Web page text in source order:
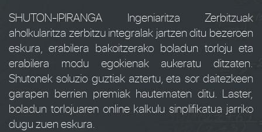
SHUTON-IPIRANGA Ingeniaritza Zerbitzuak
aholkularitza zerbitzu integralak jartzen ditu bezeroen
eskura, erabilera bakoitzerako boladun torloju eta
erabilera modu egokienak aukeratu ditzaten.
Shutonek soluzio guztiak aztertu, eta sor daitezkeen
garapen berrien premiak hautematen ditu. Laster,
boladun torlojuaren online kalkulu sinplifikatua jarriko
dugu zuen eskura.